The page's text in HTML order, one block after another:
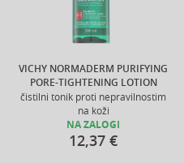
VICHY NORMADERM PURIFYING
PORE-TIGHTENING LOTION
čistilni tonik proti nepravilnostim
na koži
NA ZALOGI
12,37 €